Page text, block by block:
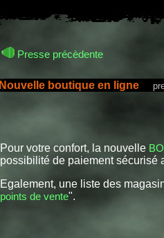
Presse précèdente
Nouvelle boutique en ligne
Pour votre confort, la nouvelle
possibilité de paiement sécurisé
Egalement, une liste des
points de vente".